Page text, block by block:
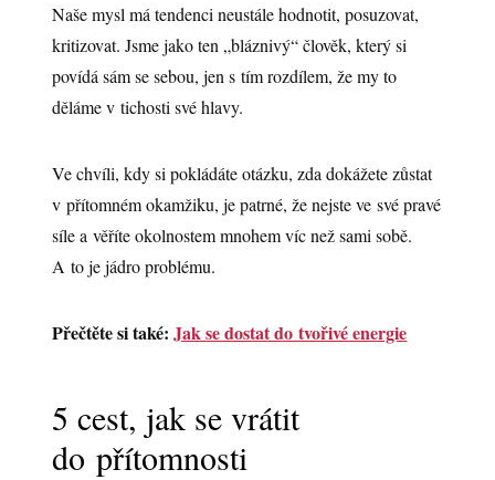
Naše mysl má tendenci neustále hodnotit, posuzovat,
kritizovat. Jsme jako ten „bláznivý“ člověk, který si
povídá sám se sebou, jen s tím rozdílem, že my to
děláme v tichosti své hlavy.
Ve chvíli, kdy si pokládáte otázku, zda dokážete zůstat
v přítomném okamžiku, je patrné, že nejste ve své pravé
síle a věříte okolnostem mnohem víc než sami sobě.
A to je jádro problému.
Přečtěte si také:Jak se dostat do tvořivé energie
5 cest, jak se vrátit
do přítomnosti